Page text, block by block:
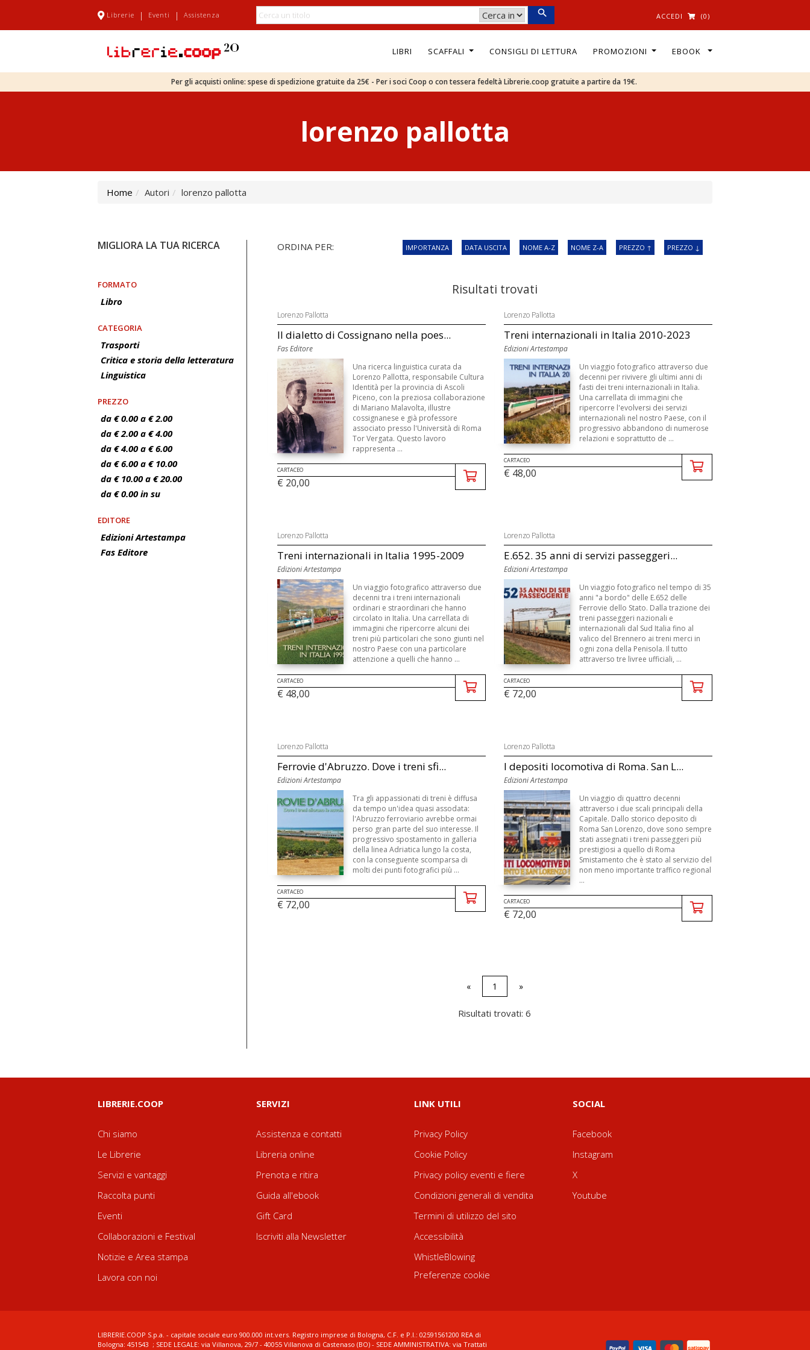
Librerie | Eventi | Assistenza ACCEDI (0)
LIBRI SCAFFALI CONSIGLI DI LETTURA PROMOZIONI EBOOK
Per gli acquisti online: spese di spedizione gratuite da 25€ - Per i soci Coop o con tessera fedeltà Librerie.coop gratuite a partire da 19€.
lorenzo pallotta
Home Autori lorenzo pallotta
MIGLIORA LA TUA RICERCA
FORMATO
Libro
CATEGORIA
Trasporti
Critica e storia della letteratura
Linguistica
PREZZO
da € 0.00 a € 2.00
da € 2.00 a € 4.00
da € 4.00 a € 6.00
da € 6.00 a € 10.00
da € 10.00 a € 20.00
da € 0.00 in su
EDITORE
Edizioni Artestampa
Fas Editore
ORDINA PER: IMPORTANZA DATA USCITA NOME A-Z NOME Z-A PREZZO ↑ PREZZO ↓
Risultati trovati
Lorenzo Pallotta
Il dialetto di Cossignano nella poes...
Fas Editore
Una ricerca linguistica curata da
Lorenzo Pallotta, responsabile Cultura
Identità per la provincia di Ascoli
Piceno, con la preziosa collaborazione
di Mariano Malavolta, illustre
cossignanese e già professore
associato presso l'Università di Roma
Tor Vergata. Questo lavoro
rappresenta ...
CARTACEO
€ 20,00
Lorenzo Pallotta
Treni internazionali in Italia 2010-2023
Edizioni Artestampa
Un viaggio fotografico attraverso due
decenni per rivivere gli ultimi anni di
fasti dei treni internazionali in Italia.
Una carrellata di immagini che
ripercorre l'evolversi dei servizi
internazionali nel nostro Paese, con il
progressivo abbandono di numerose
relazioni e soprattutto de ...
CARTACEO
€ 48,00
Lorenzo Pallotta
Treni internazionali in Italia 1995-2009
Edizioni Artestampa
Un viaggio fotografico attraverso due
decenni tra i treni internazionali
ordinari e straordinari che hanno
circolato in Italia. Una carrellata di
immagini che ripercorre alcuni dei
treni più particolari che sono giunti nel
nostro Paese con una particolare
attenzione a quelli che hanno ...
CARTACEO
€ 48,00
Lorenzo Pallotta
E.652. 35 anni di servizi passeggeri...
Edizioni Artestampa
Un viaggio fotografico nel tempo di 35
anni "a bordo" delle E.652 delle
Ferrovie dello Stato. Dalla trazione dei
treni passeggeri nazionali e
internazionali dal Sud Italia fino al
valico del Brennero ai treni merci in
ogni zona della Penisola. Il tutto
attraverso tre livree ufficiali, ...
CARTACEO
€ 72,00
Lorenzo Pallotta
Ferrovie d'Abruzzo. Dove i treni sfi...
Edizioni Artestampa
Tra gli appassionati di treni è diffusa
da tempo un'idea quasi assodata:
l'Abruzzo ferroviario avrebbe ormai
perso gran parte del suo interesse. Il
progressivo spostamento in galleria
della linea Adriatica lungo la costa,
con la conseguente scomparsa di
molti dei punti fotografici più ...
CARTACEO
€ 72,00
Lorenzo Pallotta
I depositi locomotiva di Roma. San L...
Edizioni Artestampa
Un viaggio di quattro decenni
attraverso i due scali principali della
Capitale. Dallo storico deposito di
Roma San Lorenzo, dove sono sempre
stati assegnati i treni passeggeri più
prestigiosi a quello di Roma
Smistamento che è stato al servizio del
non meno importante traffico regional
...
CARTACEO
€ 72,00
« 1 »
Risultati trovati: 6
LIBRERIE.COOP
Chi siamo
Le Librerie
Servizi e vantaggi
Raccolta punti
Eventi
Collaborazioni e Festival
Notizie e Area stampa
Lavora con noi
SERVIZI
Assistenza e contatti
Libreria online
Prenota e ritira
Guida all'ebook
Gift Card
Iscriviti alla Newsletter
LINK UTILI
Privacy Policy
Cookie Policy
Privacy policy eventi e fiere
Condizioni generali di vendita
Termini di utilizzo del sito
Accessibilità
WhistleBlowing
Preferenze cookie
SOCIAL
Facebook
Instagram
X
Youtube
LIBRERIE.COOP S.p.a. - capitale sociale euro 900.000 int.vers. Registro imprese di Bologna, C.F. e P.I.: 02591561200 REA di
Bologna: 451543 ; SEDE LEGALE: via Villanova, 29/7 - 40055 Villanova di Castenaso (BO) - SEDE AMMINISTRATIVA: via Trattati